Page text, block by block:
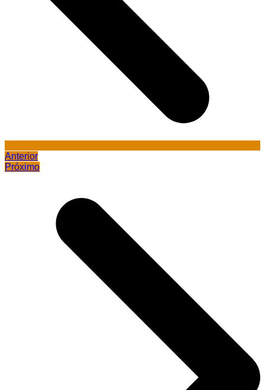
Anterior
Próximo